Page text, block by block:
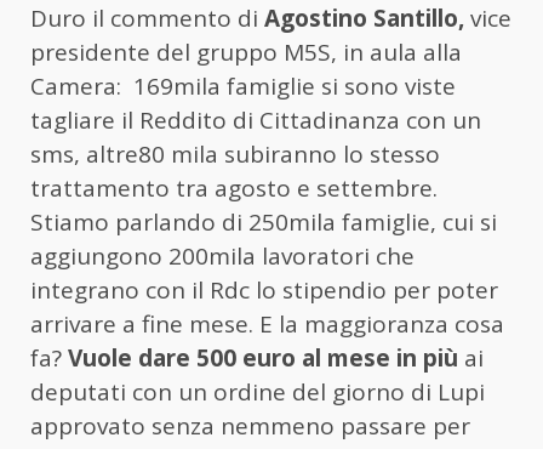
Duro il commento di Agostino Santillo,vice
presidente del gruppo M5S, in aula alla
Camera: 169mila famiglie si sono viste
tagliare il Reddito di Cittadinanza con un
sms, altre80 mila subiranno lo stesso
trattamento tra agosto e settembre.
Stiamo parlando di 250mila famiglie, cui si
aggiungono 200mila lavoratori che
integrano con il Rdc lo stipendio per poter
arrivare a fine mese. E la maggioranza cosa
fa?Vuole dare 500 euro al mese in più ai
deputati con un ordine del giorno di Lupi
approvato senza nemmeno passare per